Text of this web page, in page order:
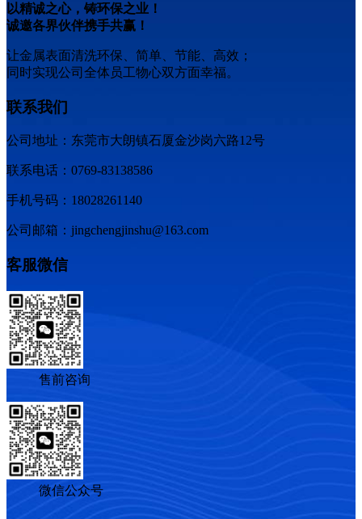
以精诚之心，铸环保之业！
诚邀各界伙伴携手共赢！
让金属表面清洗环保、简单、节能、高效；
同时实现公司全体员工物心双方面幸福。
联系我们
公司地址：东莞市大朗镇石厦金沙岗六路12号
联系电话：0769-83138586
手机号码：18028261140
公司邮箱：jingchengjinshu@163.com
客服微信
售前咨询
微信公众号